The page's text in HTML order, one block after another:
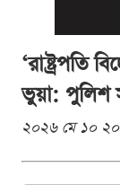
‘রাষ্ট্রপতি
ভুয়া: পুলিশ
২০২৬ মে ১০